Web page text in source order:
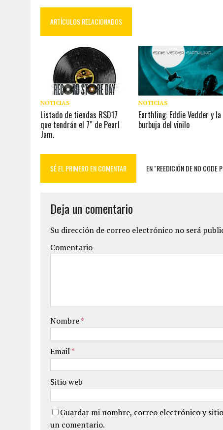
ARTÍCULOS RELACIONADOS
NOTICIAS
Listado de tiendas RSD17
que tendrán el 7″ de Pearl
Jam.
NOTICIAS
Earthling: Eddie Vedder y la
burbuja del vinilo
SÉ EL PRIMERO EN COMENTAR EN "REEDICIÓN DE NO CODE
Deja un comentario
Su dirección de correo electrónico no será
Comentario
Nombre*
Email*
Sitio web
Guardar mi nombre, correo electrónico y
un comentario.